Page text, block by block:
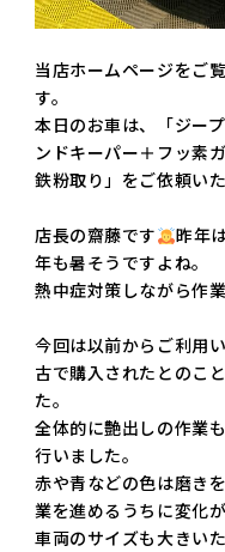
当店ホームページをご
す。
本日のお車は、「ジ
ンドキーパー＋フッ素
鉄粉取り」をご依頼い
店長の齋藤です
昨年
年も暑そうですよね。
熱中症対策しながら作
今回は以前からご利用
古で購入されたとのこ
た。
全体的に艶出しの作業
行いました。
赤や青などの色は磨き
業を進めるうちに変化
車両のサイズも大きい